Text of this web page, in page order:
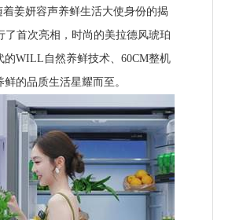
姜妍容声养鲜生活大使身份的揭
首次亮相，时尚的美拉德风琥珀
WILL自然养鲜技术、60CM整机
的品质生活星耀而至。